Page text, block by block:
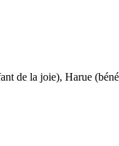
de la joie), Harue